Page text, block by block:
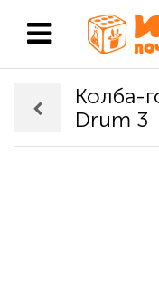
Колба-
Drum 3